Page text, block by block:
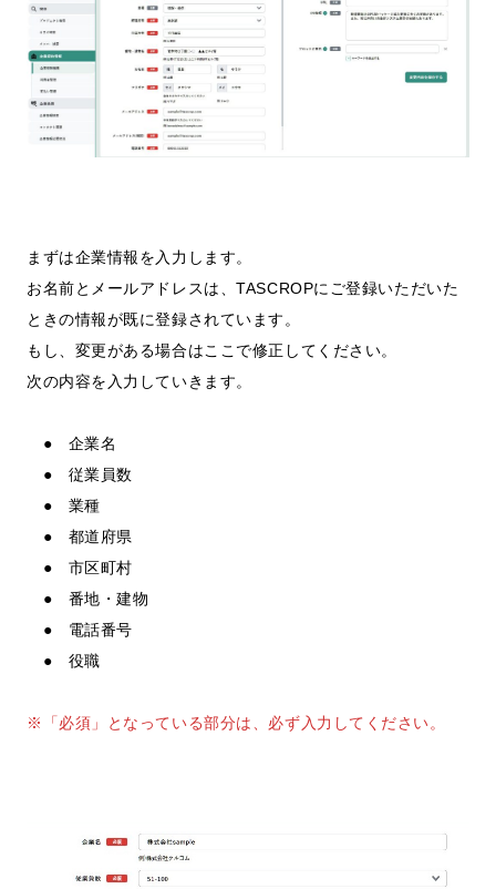
まずは企業情報を入力します。
お名前とメールアドレスは、TASCROPにご登録いただいた
ときの情報が既に登録されています。
もし、変更がある場合はここで修正してください。
次の内容を入力していきます。
● 企業名
● 従業員数
● 業種
● 都道府県
● 市区町村
● 番地・建物
● 電話番号
● 役職
※「必須」となっている部分は、必ず入力してください。